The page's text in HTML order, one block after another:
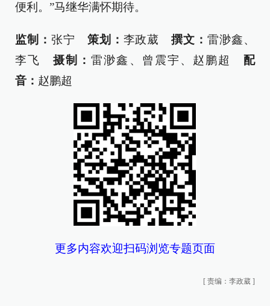
便利。”马继华满怀期待。
监制： 张宁 策划： 李政葳撰文：雷渺鑫、
李飞摄制：雷渺鑫、曾震宇、赵鹏超 配
音： 赵鹏超
更多内容欢迎扫码浏览专题页面
[ 责编：李政葳 ]